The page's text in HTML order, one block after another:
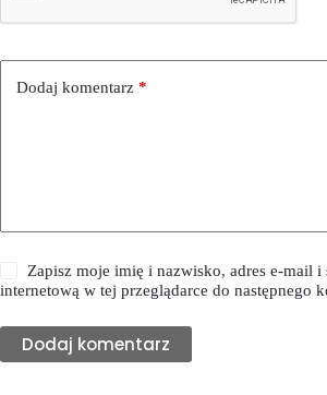
Dodaj komentarz *
Zapisz moje imię i nazwisko, adres e-mail i
internetową w tej przeglądarce do następnego
Dodaj komentarz